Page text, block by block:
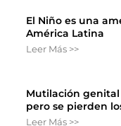
El Niño es una
América Latina
Leer Más >>
Mutilación
pero se pierden
Leer Más >>